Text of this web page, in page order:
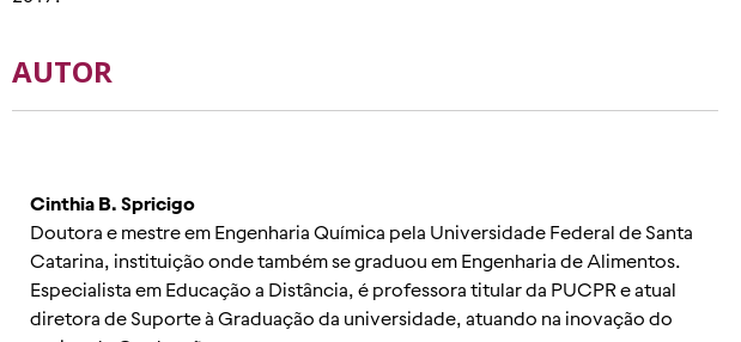
AUTOR
Cinthia B. Spricigo
Doutora e mestre em Engenharia Química pela Universidade Federal de Santa
Catarina, instituição onde também se graduou em Engenharia de Alimentos.
Especialista em Educação a Distância, é professora titular da PUCPR e atual
diretora de Suporte à Graduação da universidade, atuando na inovação do